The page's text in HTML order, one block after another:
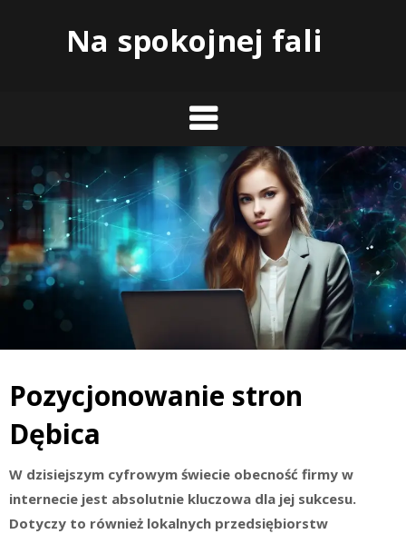
Na spokojnej fali
Pozycjonowanie stron
Dębica
W dzisiejszym cyfrowym świecie obecność firmy w
internecie jest absolutnie kluczowa dla jej sukcesu.
Dotyczy to również lokalnych przedsiębiorstw